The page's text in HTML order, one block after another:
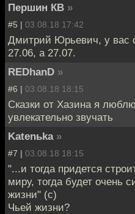
Першин КВ »
#5 | 03.08.18 17:42
Дмитрий Юрьевич, у вас
27.06, а 27.07.
REDhanD »
#6 | 03.08.18 18:15
Сказки от Хазина я
увлекательно звучать
Katenьka »
#7 | 03.08.18 18:15
"...и тогда придется
миру, тогда будет очень
жизни" (с)
Чьей жизни?